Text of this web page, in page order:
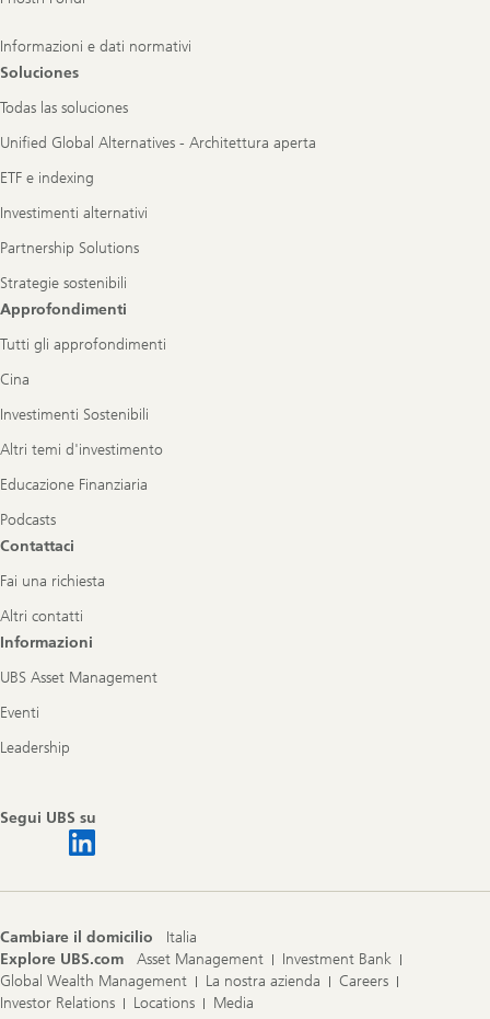
Informazioni e dati normativi
Soluciones
Todas las soluciones
Unified Global Alternatives - Architettura aperta
ETF e indexing
Investimenti alternativi
Partnership Solutions
Strategie sostenibili
Approfondimenti
Tutti gli approfondimenti
Cina
Investimenti Sostenibili
Altri temi d'investimento
Educazione Finanziaria
Podcasts
Contattaci
Fai una richiesta
Altri contatti
Informazioni
UBS Asset Management
Eventi
Leadership
Segui UBS su
Cambiare il domicilio
Italia
Explore UBS.com
Asset Management
Investment Bank
Global Wealth Management
La nostra azienda
Careers
Investor Relations
Locations Media